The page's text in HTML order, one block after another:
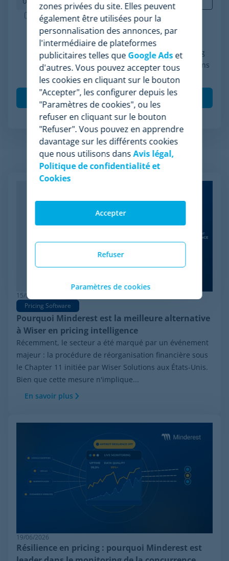
Minderest est une entreprise certifiée ISO-27001.
J'accepte le traitement de mes données
conformément à la politique de confidentialité, je
consens à recevoir des communications marketing
de Minderest et je comprends que mes interactions
(ouvertures et clics) seront mesurées pour per
Articles apparentés
15/06/2026
Pricing Software
Pourquoi Minderest est la meilleure alternative
à Wiser en pricing intelligence
Récemment, le secteur a été marqué par un événement
majeur : la procédure de réorganisation financière sous
le Chapter 11 initiée par Wiser Solutions aux États-Unis.
Bien que cette mesure n'implique...
En savoir plus
19/06/2026
Résilience en pricing : pourquoi Minderest est
zones privées du site. Elles peuvent
également être utilisées pour la
personnalisation des annonces, par
l'intermédiaire de plateformes
publicitaires telles que Google Adset
d'autres. Vous pouvez accepter tous
les cookies en cliquant sur le bouton
"Accepter", les configurer depuis les
"Paramètres de cookies", ou les
refuser en cliquant sur le bouton
"Refuser". Vous pouvez en apprendre
davantage sur les différents cookies
que nous utilisons dansAvis légal,
Politique de confidentialité et
Cookies
Refuser
Accepter
Paramètres de cookies